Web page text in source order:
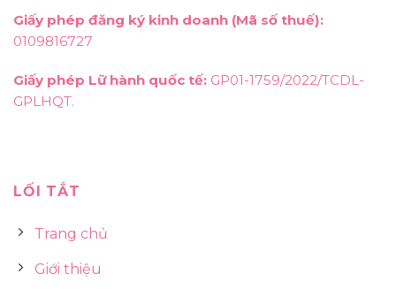
Giấy phép đăng ký kinh doanh (Mã số thuế):
0109816727
Giấy phép Lữ hành quốc tế: GP01-1759/2022/TCDL-
GPLHQT.
LỐI TẮT
Trang chủ
Giới thiệu